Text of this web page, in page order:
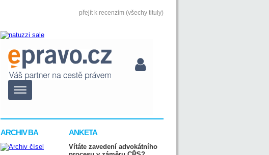
přejít k recenzím (všechy tituly)
ARCHIV BA ANKETA
Vítáte zavedení advokátního